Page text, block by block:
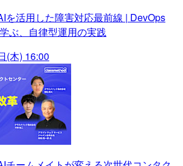
を活用した障害対応最前線 | DevOps
ぶ、自律型運用の実践
(木) 16:00